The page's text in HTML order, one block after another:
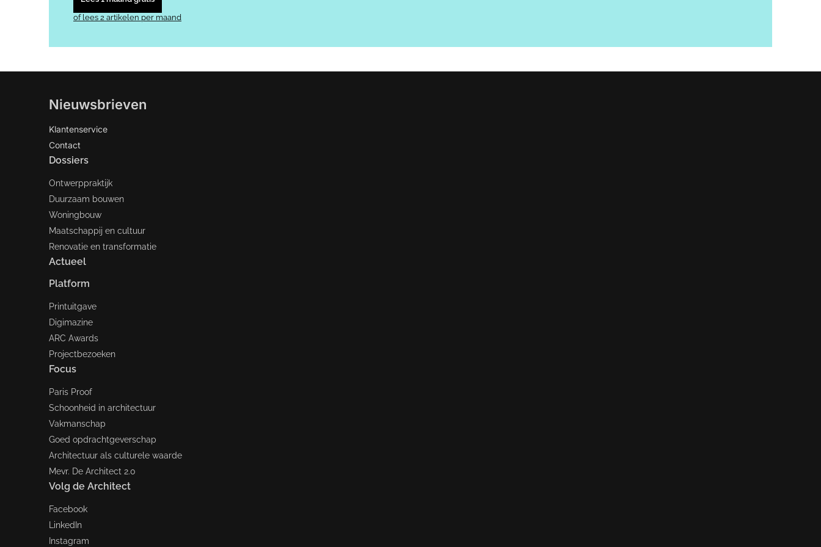
of lees 2 artikelen per maand
Nieuwsbrieven
Klantenservice
Contact
Dossiers
Ontwerppraktijk
Duurzaam bouwen
Woningbouw
Maatschappij en cultuur
Renovatie en transformatie
Actueel
Platform
Printuitgave
Digimazine
ARC Awards
Projectbezoeken
Focus
Paris Proof
Schoonheid in architectuur
Vakmanschap
Goed opdrachtgeverschap
Architectuur als culturele waarde
Mevr. De Architect 2.0
Volg de Architect
Facebook
LinkedIn
Instagram